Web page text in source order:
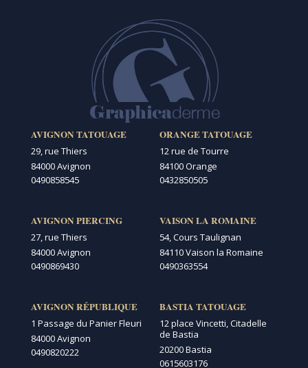
AVIGNON TATOUAGE
29, rue Thiers
84000 Avignon
0490858545
AVIGNON PIERCING
27, rue Thiers
84000 Avignon
0490869430
AVIGNON RÉPUBLIQUE
1 Passage du Panier Fleuri
84000 Avignon
0490820222
ORANGE TATOUAGE
12 rue de Tourre
84100 Orange
0432850505
VAISON LA ROMAINE
54, Cours Taulignan
84110 Vaison la Romaine
0490363554
BASTIA TATOUAGE
12 place Vincetti, Citadelle
de Bastia
20200 Bastia
0615603176